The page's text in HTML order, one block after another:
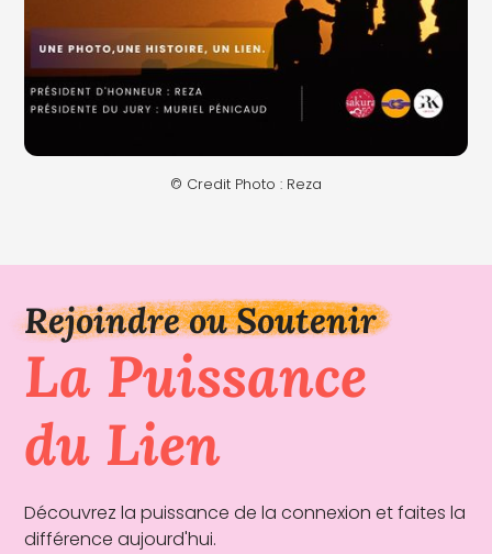
© Credit Photo : Reza
Rejoindre ou Soutenir
La Puissance
du Lien
Découvrez la puissance de la connexion et faites la
différence aujourd'hui.